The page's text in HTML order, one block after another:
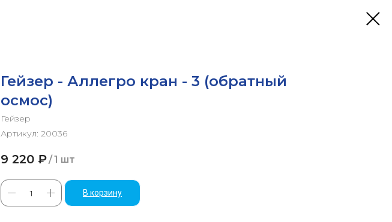
Гейзер - Аллегро кран - 3 (обратный
осмос)
Гейзер
Артикул: 20036
9 220 ₽/1 шт
В корзину